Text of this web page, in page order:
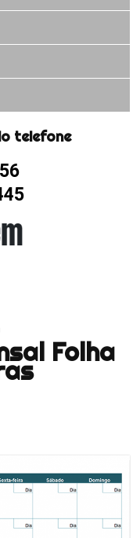
telefone
Folha